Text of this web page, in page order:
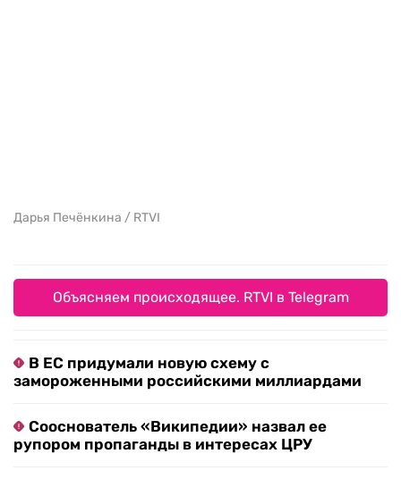
Дарья Печёнкина / RTVI
Объясняем происходящее. RTVI в Telegram
В ЕС придумали новую схему с
замороженными российскими миллиардами
Сооснователь «Википедии» назвал ее
рупором пропаганды в интересах ЦРУ